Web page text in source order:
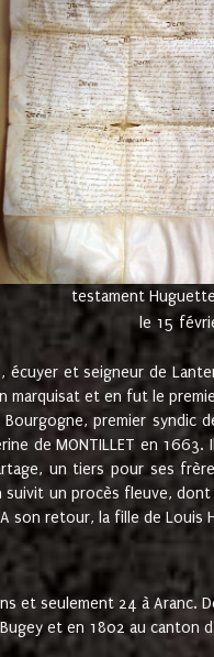
testament Huguette
le 15
écuyer et seigneur de
marquisat et en fut le
premier
de MONTILLET en
un tiers pour ses
un procès fleuve,
son retour, la fille de
et seulement 24 à Aranc.
et en 1802 au canton